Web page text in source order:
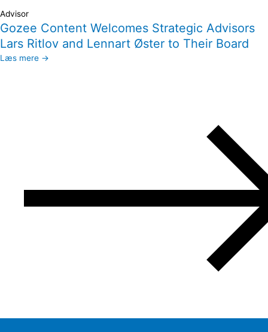
Advisor
Gozee Content Welcomes Strategic Advisors
Lars Ritlov and Lennart Øster to Their Board
Læs mere →